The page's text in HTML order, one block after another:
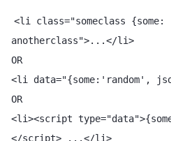
<li class="someclass
anotherclass">...</li>
OR
<li data="{some:'random',
OR
<li><script
</script> ...</li>